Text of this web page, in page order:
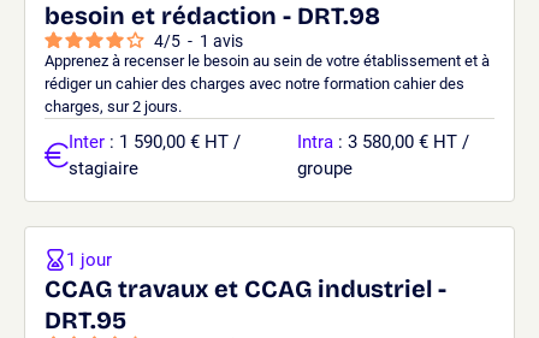
besoin et rédaction - DRT.98
4/5 - 1 avis
Apprenez à recenser le besoin au sein de votre établissement et à
rédiger un cahier des charges avec notre formation cahier des
charges, sur 2 jours.
Inter : 1 590,00 € HT /
stagiaire
Intra : 3 580,00 € HT /
groupe
CCAG travaux et CCAG industriel -
DRT.95
1 jour